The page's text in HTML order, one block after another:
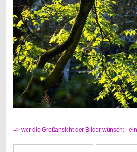
=> wer die Großansicht der Bilder wünscht -